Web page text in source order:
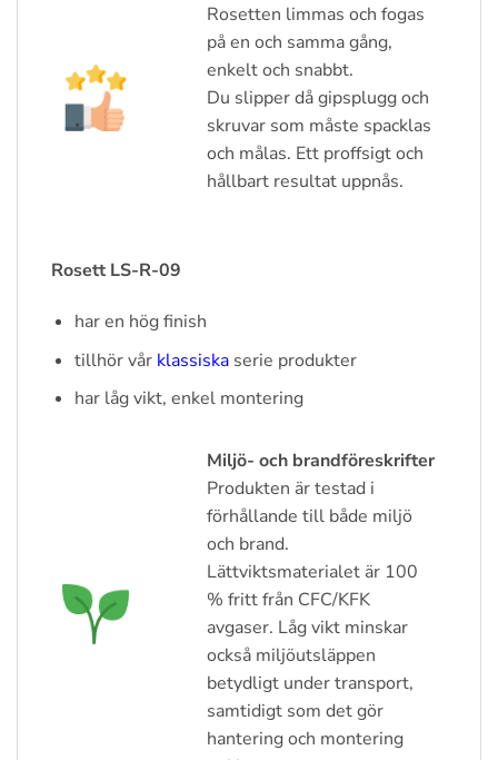
Rosetten limmas och fogas
på en och samma gång,
enkelt och snabbt.
Du slipper då gipsplugg och
skruvar som måste spacklas
och målas. Ett proffsigt och
hållbart resultat uppnås.
Rosett LS-R-09
har en hög finish
tillhör vår klassiskaserie produkter
har låg vikt, enkel montering
Miljö- och brandföreskrifter
Produkten är testad i
förhållande till både miljö
och brand.
Lättviktsmaterialet är 100
% fritt från CFC/KFK
avgaser. Låg vikt minskar
också miljöutsläppen
betydligt under transport,
samtidigt som det gör
hantering och montering